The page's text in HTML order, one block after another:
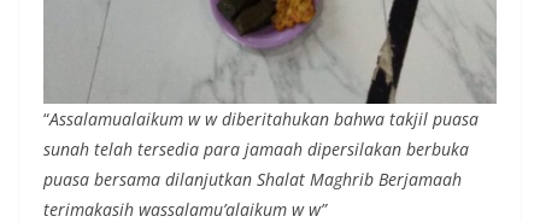
“Assalamualaikum w w diberitahukan bahwa takjil puasa
sunah telah tersedia para jamaah dipersilakan berbuka
puasa bersama dilanjutkan Shalat Maghrib Berjamaah
terimakasih wassalamu’alaikum w w”